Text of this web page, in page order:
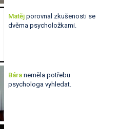
Matěj porovnal zkušenosti se
dvěma psycholožkami.
Bára neměla potřebu
psychologa vyhledat.